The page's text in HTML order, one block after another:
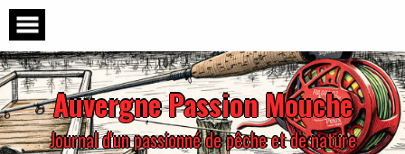
Skip
content
Auvergne Passion Mouche
Journal d'un passionné de pêche et de nature